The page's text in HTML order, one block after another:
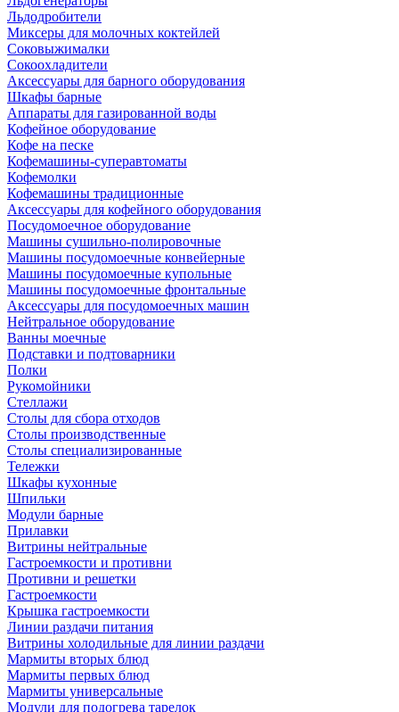
Льдодробители
Миксеры для молочных коктейлей
Соковыжималки
Сокоохладители
Аксессуары для барного оборудования
Шкафы барные
Аппараты для газированной воды
Кофейное оборудование
Кофе на песке
Кофемашины-суперавтоматы
Кофемолки
Кофемашины традиционные
Аксессуары для кофейного оборудования
Посудомоечное оборудование
Машины сушильно-полировочные
Машины посудомоечные конвейерные
Машины посудомоечные купольные
Машины посудомоечные фронтальные
Аксессуары для посудомоечных машин
Нейтральное оборудование
Ванны моечные
Подставки и подтоварники
Полки
Рукомойники
Стеллажи
Столы для сбора отходов
Столы производственные
Столы специализированные
Тележки
Шкафы кухонные
Шпильки
Модули барные
Прилавки
Витрины нейтральные
Гастроемкости и противни
Противни и решетки
Гастроемкости
Крышка гастроемкости
Линии раздачи питания
Витрины холодильные для линии раздачи
Мармиты вторых блюд
Мармиты первых блюд
Мармиты универсальные
Модули для подогрева тарелок